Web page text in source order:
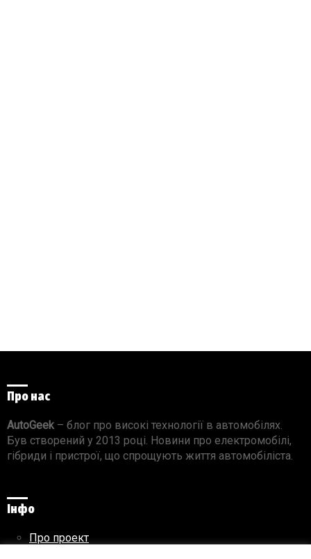
Про нас
AutoGeek – блог про високі технології в автомобілях.
Був створений у 2013 році. Новини про електромобілі,
гібриди і пристрої, що спрощують життя автомобіліста.
Інфо
Про проект